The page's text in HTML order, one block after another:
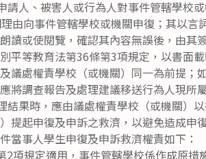
請人、被害人或行為人對事件管轄學校
由向事件管轄學校或機關申復；其以言
讀或使閱覽，確認其內容無誤後，由其
平等教育法第36條第3項規定，以書面
議處權責學校（或機關）同一為前提；
將調查報告及處理建議移送行為人現所
結果時，應由議處權責學校（或機關）
提起申復及申訴之救濟，以避免造成申
當事人學生申復及申訴救濟權責如下：
2項規定適用，事件管轄學校係作成原